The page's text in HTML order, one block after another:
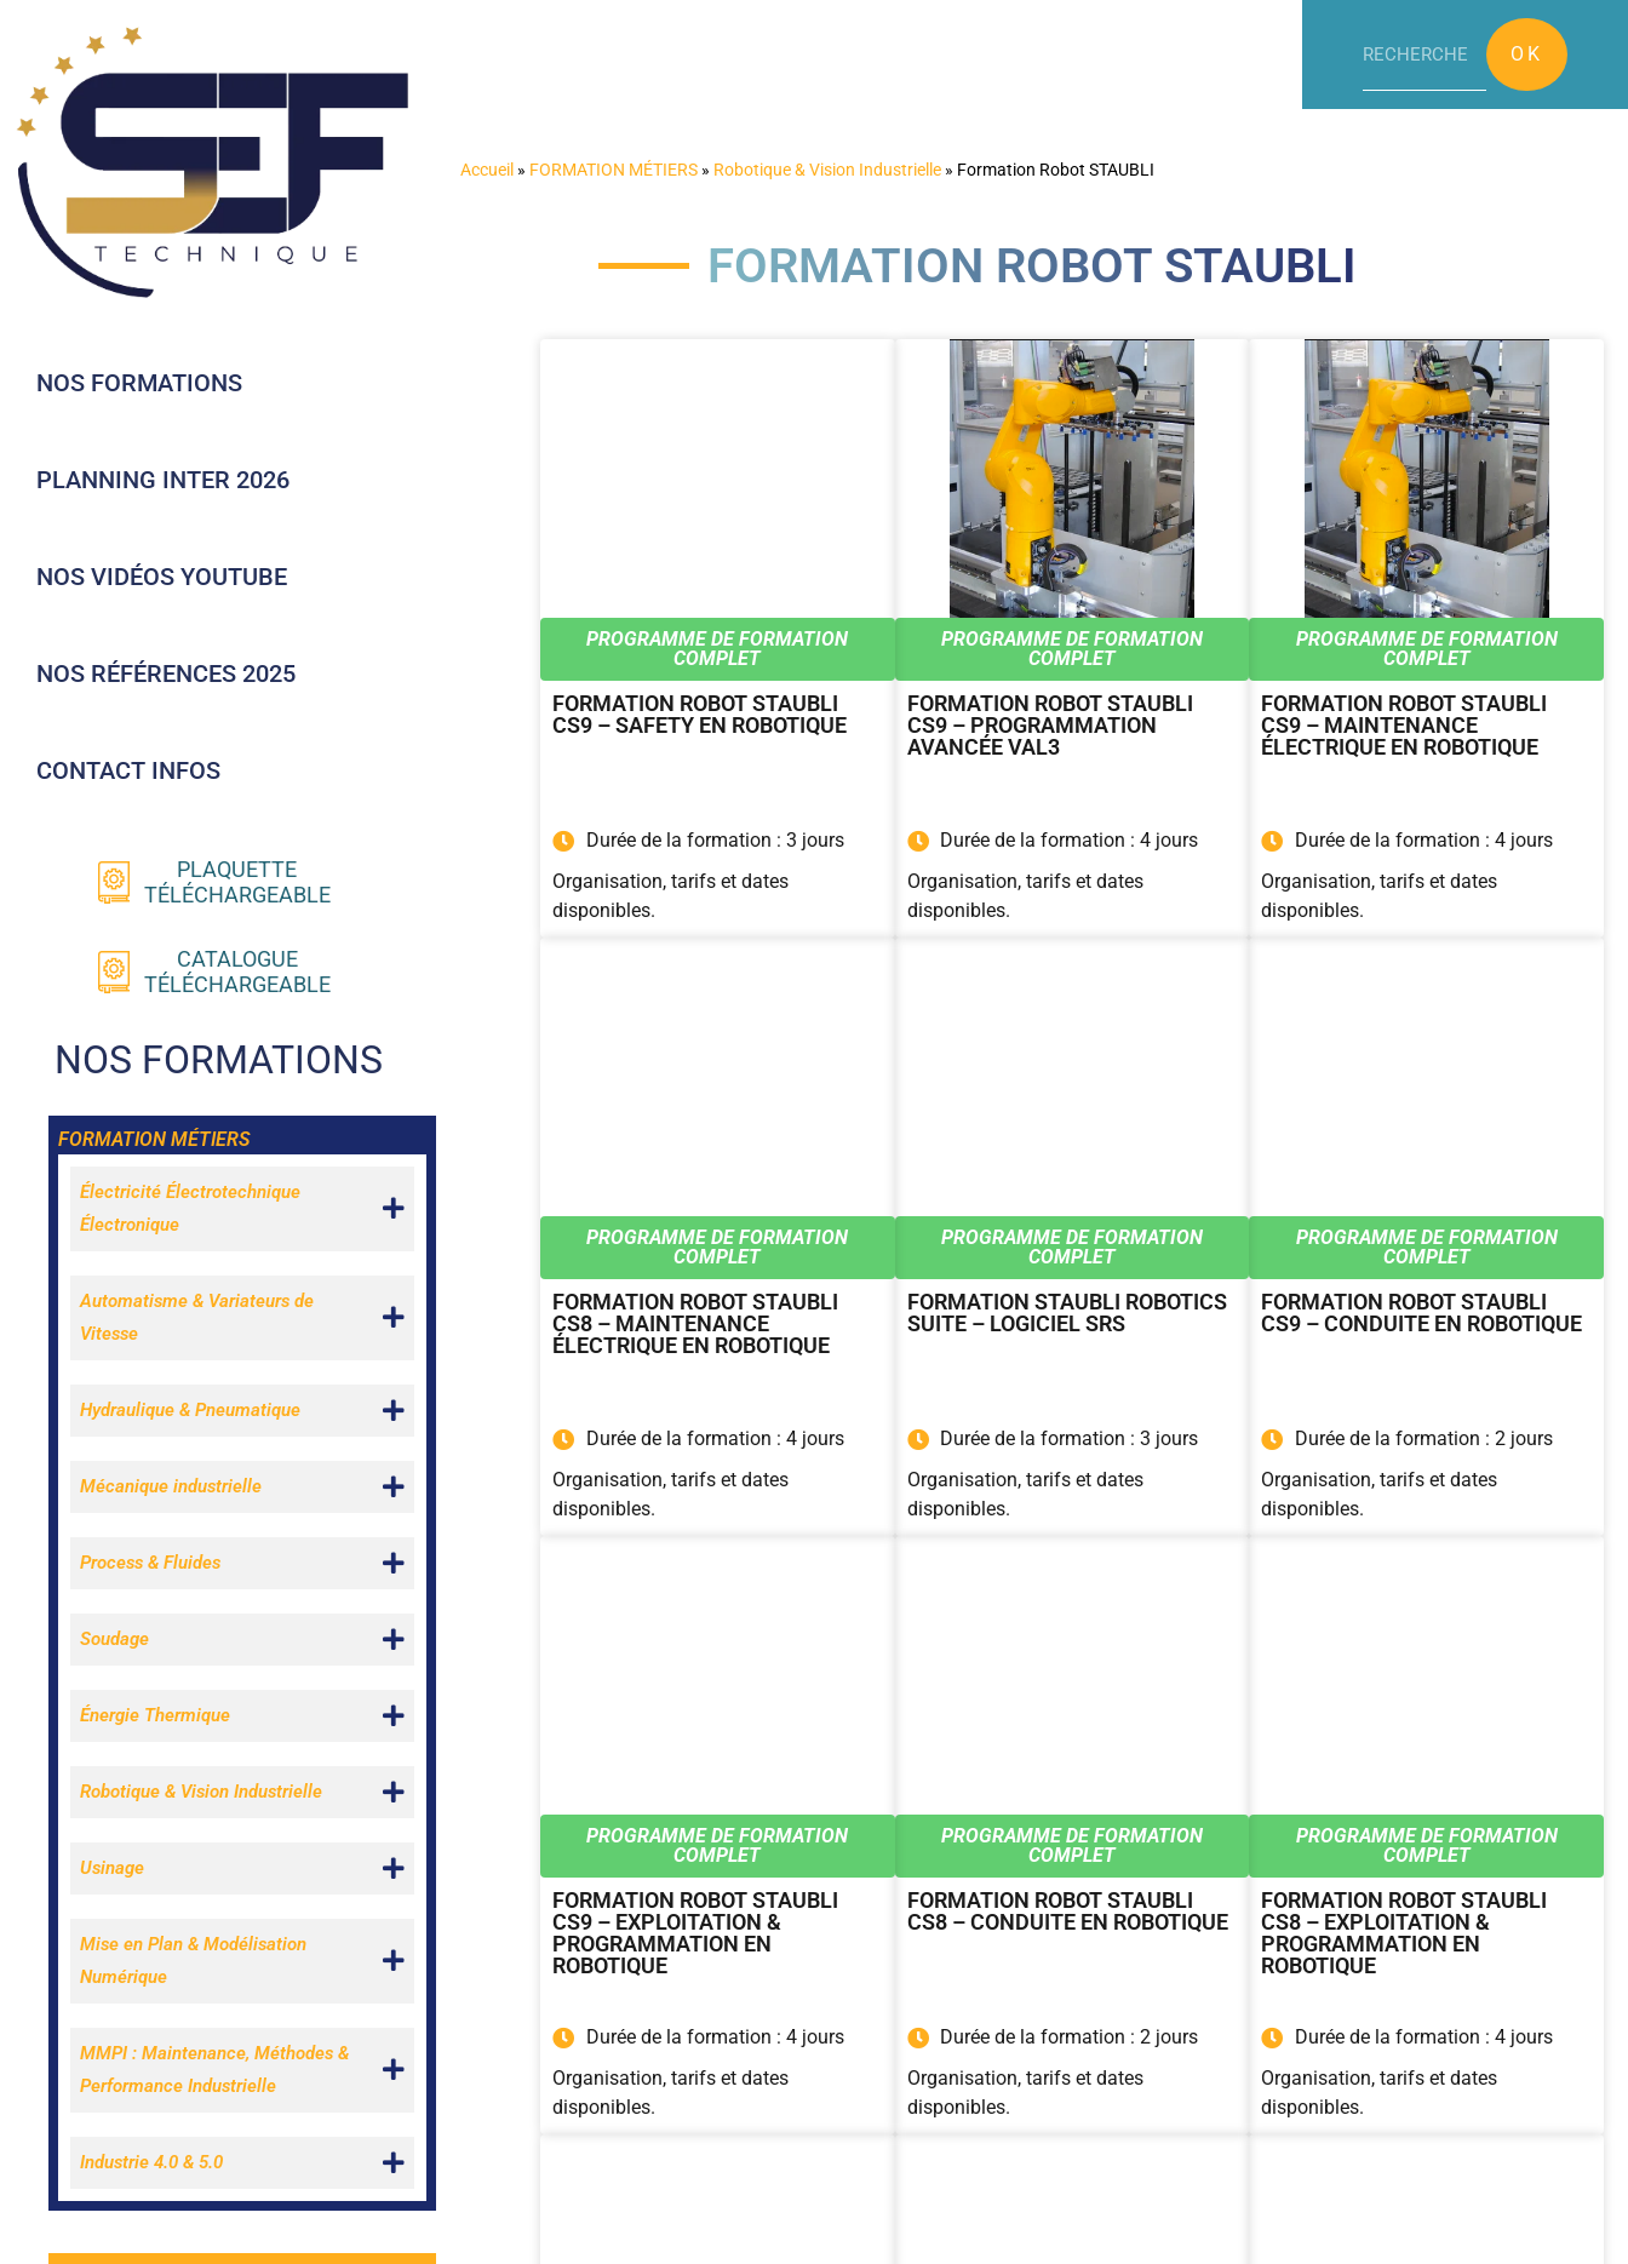
NOS FORMATIONS
PLANNING INTER 2026
NOS VIDÉOS YOUTUBE
NOS RÉFÉRENCES 2025
CONTACT INFOS
PLAQUETTE
TÉLÉCHARGEABLE
CATALOGUE
TÉLÉCHARGEABLE
NOS FORMATIONS
FORMATION MÉTIERS
Électricité Électrotechnique
Électronique
Automatisme & Variateurs de
Vitesse
Hydraulique & Pneumatique
Mécanique industrielle
Process & Fluides
Soudage
Énergie Thermique
Robotique & Vision Industrielle
Usinage
Mise en Plan & Modélisation
Numérique
MMPI : Maintenance, Méthodes &
Performance Industrielle
Industrie 4.0 & 5.0
OK
Accueil » FORMATION MÉTIERS » Robotique & Vision Industrielle » Formation Robot STAUBLI
FORMATION ROBOT STAUBLI
PROGRAMME DE FORMATION
COMPLET
FORMATION ROBOT STAUBLI
CS9 – MAINTENANCE
ÉLECTRIQUE EN ROBOTIQUE
Durée de la formation : 4 jours
Organisation, tarifs et dates
disponibles.
PROGRAMME DE FORMATION
COMPLET
FORMATION ROBOT STAUBLI
CS9 – PROGRAMMATION
AVANCÉE VAL3
Durée de la formation : 4 jours
Organisation, tarifs et dates
disponibles.
PROGRAMME DE FORMATION
COMPLET
FORMATION ROBOT STAUBLI
CS9 – SAFETY EN ROBOTIQUE
Durée de la formation : 3 jours
Organisation, tarifs et dates
disponibles.
PROGRAMME DE FORMATION
COMPLET
FORMATION ROBOT STAUBLI
CS9 – CONDUITE EN ROBOTIQUE
Durée de la formation : 2 jours
Organisation, tarifs et dates
disponibles.
PROGRAMME DE FORMATION
COMPLET
FORMATION STAUBLI ROBOTICS
SUITE – LOGICIEL SRS
Durée de la formation : 3 jours
Organisation, tarifs et dates
disponibles.
PROGRAMME DE FORMATION
COMPLET
FORMATION ROBOT STAUBLI
CS8 – MAINTENANCE
ÉLECTRIQUE EN ROBOTIQUE
Durée de la formation : 4 jours
Organisation, tarifs et dates
disponibles.
PROGRAMME DE FORMATION
COMPLET
FORMATION ROBOT STAUBLI
CS8 – EXPLOITATION &
PROGRAMMATION EN
ROBOTIQUE
Durée de la formation : 4 jours
Organisation, tarifs et dates
disponibles.
PROGRAMME DE FORMATION
COMPLET
FORMATION ROBOT STAUBLI
CS8 – CONDUITE EN ROBOTIQUE
Durée de la formation : 2 jours
Organisation, tarifs et dates
disponibles.
PROGRAMME DE FORMATION
COMPLET
FORMATION ROBOT STAUBLI
CS9 – EXPLOITATION &
PROGRAMMATION EN
ROBOTIQUE
Durée de la formation : 4 jours
Organisation, tarifs et dates
disponibles.